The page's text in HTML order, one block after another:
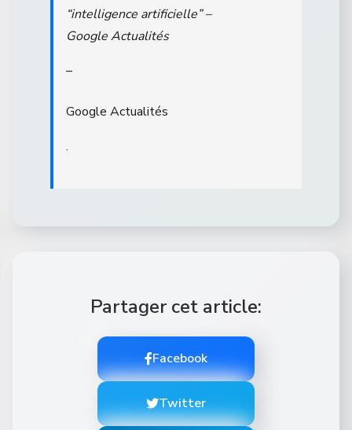
“intelligence artificielle” –
Google Actualités
–
Google Actualités
.
Partager cet article:
Facebook
Twitter